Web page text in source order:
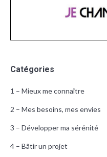
Catégories
1 – Mieux me connaître
2 – Mes besoins, mes envies
3 – Développer ma sérénité
4 – Bâtir un projet